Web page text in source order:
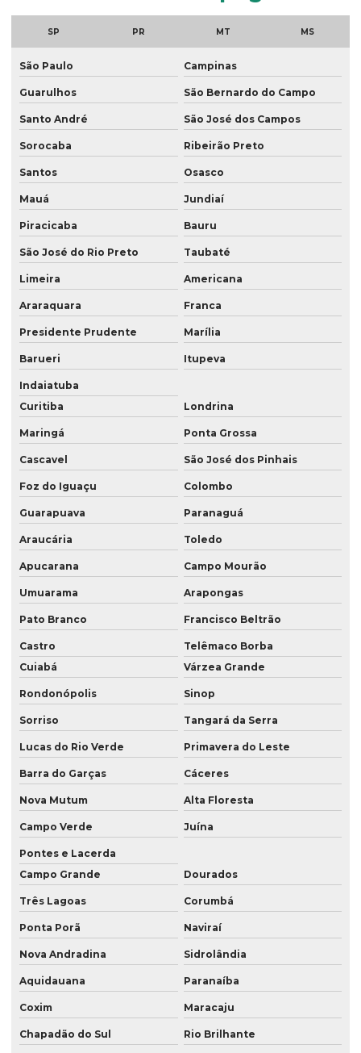
Georreferenciamento topografia
Laudo ambiental empresa
Laudo de passivo ambiental
Laudos ambientais
Laudos técnicos ambientais
Levantamento georreferenciado
Levantamento topográfico georreferenciado
Mapeamento com drones
Mapeamento com drones no paraná
Mapeamento com drones em são paulo
Mapeamento com drones em sp
Meio ambiente consultoria
Prestação de serviços de topografia
Serviço de consultoria ambiental em londrina
Serviço de consultoria ambiental em londrina pr
Serviço de consultoria ambiental no paraná
Serviço de consultoria ambiental no pr
Serviço de consultoria ambiental em presidente prudente
Serviço de consultoria ambiental em presidente prudente sp
Serviço de consultoria ambiental em são paulo
Serviço de georreferenciamento em londrina
Serviço de georreferenciamento no paraná
Serviço de georreferenciamento no pr
Serviço de georreferenciamento em presidente prudente
Serviço de georreferenciamento em são paulo
Serviço de georreferenciamento em sp
Serviço de topografia
Serviço de topografia em londrina
SP PR MT MS
São Paulo Campinas
Guarulhos São Bernardo do Campo
Santo André São José dos Campos
Sorocaba Ribeirão Preto
Santos Osasco
Mauá Jundiaí
Piracicaba Bauru
São José do Rio Preto Taubaté
Limeira Americana
Araraquara Franca
Presidente Prudente Marília
Barueri Itupeva
Indaiatuba
Curitiba
Londrina
Maringá Ponta Grossa
Cascavel São José dos Pinhais
Foz do Iguaçu Colombo
Guarapuava Paranaguá
Araucária Toledo
Apucarana Campo Mourão
Umuarama Arapongas
Pato Branco Francisco Beltrão
Castro
Telêmaco Borba
Cuiabá
Várzea Grande
Rondonópolis Sinop
Sorriso Tangará da Serra
Lucas do Rio Verde Primavera do Leste
Barra do Garças Cáceres
Nova Mutum Alta Floresta
Campo Verde Juína
Pontes e Lacerda
Campo Grande
Dourados
Três Lagoas Corumbá
Ponta Porã Naviraí
Nova Andradina Sidrolândia
Aquidauana Paranaíba
Coxim Maracaju
Chapadão do Sul Rio Brilhante